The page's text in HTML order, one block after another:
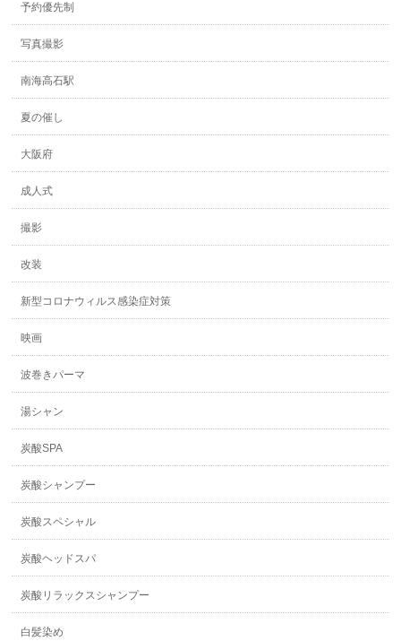
予約優先制
写真撮影
南海高石駅
夏の催し
大阪府
成人式
撮影
改装
新型コロナウィルス感染症対策
映画
波巻きパーマ
湯シャン
炭酸SPA
炭酸シャンプー
炭酸スペシャル
炭酸ヘッドスパ
炭酸リラックスシャンプー
白髪染め